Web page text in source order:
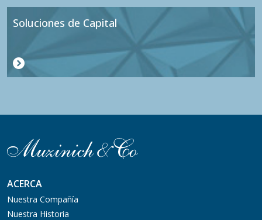
Soluciones de Capital
ACERCA
Nuestra Compañía
Nuestra Historia